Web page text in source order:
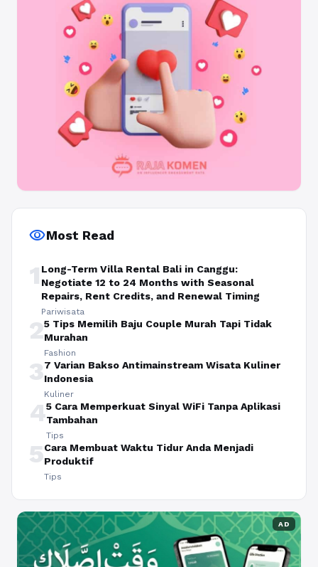
visibilityMost Read
1 Long-Term Villa Rental Bali in Canggu:
Negotiate 12 to 24 Months with Seasonal
Repairs, Rent Credits, and Renewal Timing
Pariwisata
25 Tips Memilih Baju Couple Murah Tapi Tidak
Murahan
Fashion
37 Varian Bakso Antimainstream Wisata Kuliner
Indonesia
Kuliner
45 Cara Memperkuat Sinyal WiFi Tanpa Aplikasi
Tambahan
Tips
5Cara Membuat Waktu Tidur Anda Menjadi
Produktif
Tips
AD